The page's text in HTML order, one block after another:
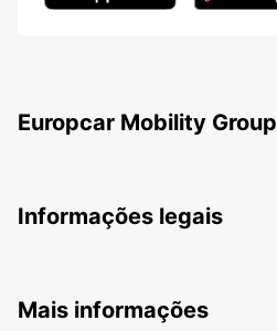
Europcar Mobility Group
Informações legais
Mais informações